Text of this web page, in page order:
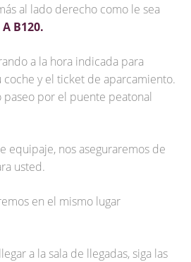
al lado derecho como le sea
A B120.
a la hora indicada para
coche y el ticket de aparcamiento.
paseo por el puente peatonal
equipaje, nos aseguraremos de
usted.
en el mismo lugar
a la sala de llegadas, siga las